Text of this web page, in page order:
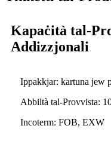
Kapaċità tal-
Addizzjonali
Ippakkjar: kartuna jew
Abbiltà tal-Provvista:
Incoterm: FOB, EXW